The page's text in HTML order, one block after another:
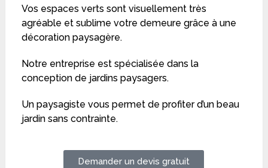
Vos espaces verts sont visuellement très
agréable et sublime votre demeure grâce à une
décoration paysagère.
Notre entreprise est spécialisée dans la
conception de jardins paysagers.
Un paysagiste vous permet de profiter d’un beau
jardin sans contrainte.
Demander un devis gratuit